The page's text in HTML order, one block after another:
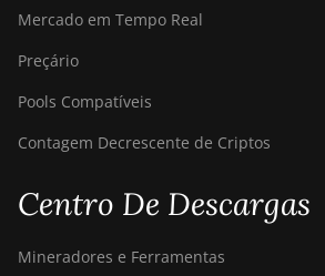
Canaan Creative Avalon 1146 Pro
Canaan Creative Avalon 1246
Canaan Creative Avalon 7
DesiweMiner K10Pro
DesiweMiner K10Ultra
Mercado em Tempo Real
Preçário
Pools Compatíveis
Contagem Decrescente de Criptos
Centro De Descargas
Mineradores e Ferramentas